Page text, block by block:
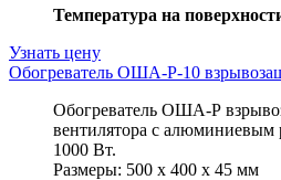
Температура на
Узнать цену
Обогреватель ОША-Р-10
Обогреватель ОША-Р
вентилятора с
1000 Вт.
Размеры: 500 х 400 х 45 мм